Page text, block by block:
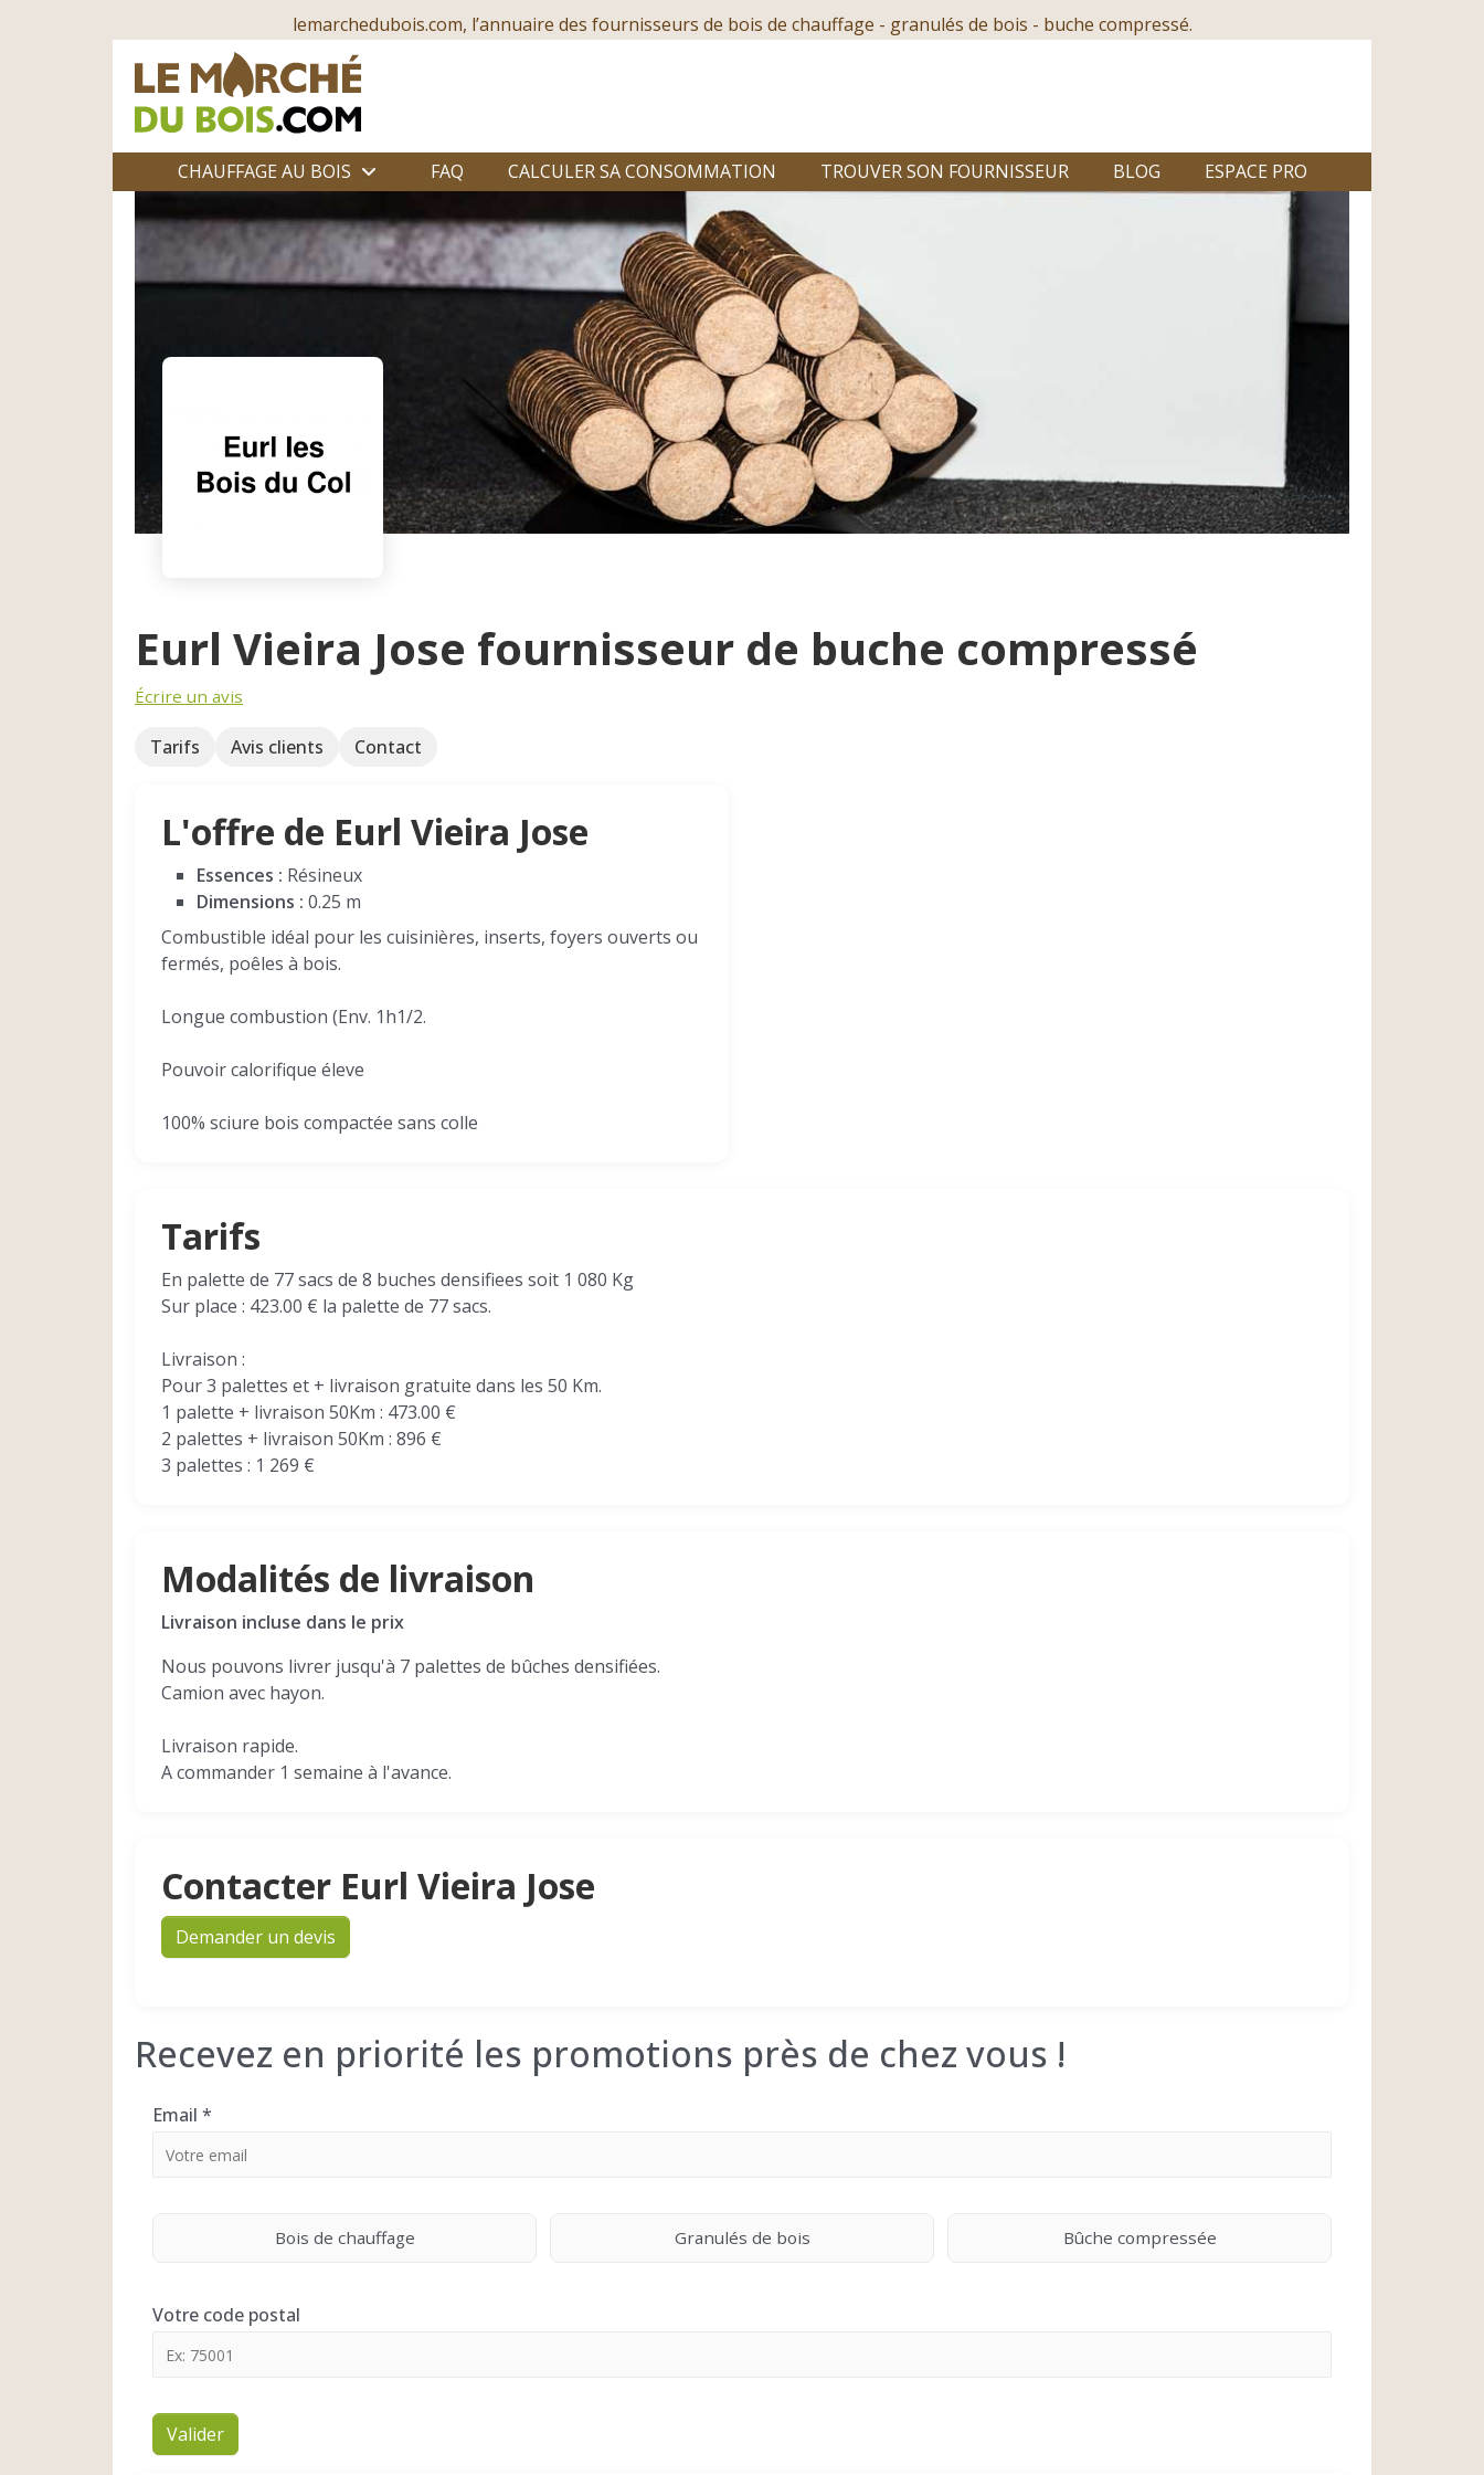
lemarchedubois.com, l’annuaire des fournisseurs de bois de chauffage - granulés de bois - buche compressé.
CHAUFFAGE AU BOIS FAQ CALCULER SA CONSOMMATION TROUVER SON FOURNISSEUR BLOG ESPACE PRO
Eurl Vieira Jose fournisseur de buche compressé
Écrire un avis
Tarifs Avis clients Contact
L'offre de Eurl Vieira Jose
Essences : Résineux
Dimensions : 0.25 m
Combustible idéal pour les cuisinières, inserts, foyers ouverts ou
fermés, poêles à bois.
Longue combustion (Env. 1h1/2.
Pouvoir calorifique éleve
100% sciure bois compactée sans colle
Tarifs
En palette de 77 sacs de 8 buches densifiees soit 1 080 Kg
Sur place : 423.00 € la palette de 77 sacs.
Livraison :
Pour 3 palettes et + livraison gratuite dans les 50 Km.
1 palette + livraison 50Km : 473.00 €
2 palettes + livraison 50Km : 896 €
3 palettes : 1 269 €
Modalités de livraison
Livraison incluse dans le prix
Nous pouvons livrer jusqu'à 7 palettes de bûches densifiées.
Camion avec hayon.
Livraison rapide.
A commander 1 semaine à l'avance.
Contacter Eurl Vieira Jose
Demander un devis
Recevez en priorité les promotions près de chez vous !
Email *
Bois de chauffage Granulés de bois Bûche compressée
Votre code postal
Valider